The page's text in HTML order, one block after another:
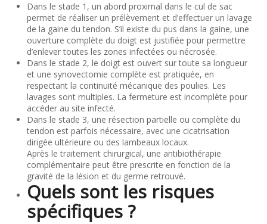
Dans le stade 1, un abord proximal dans le cul de sac
permet de réaliser un prélèvement et d’effectuer un lavage
de la gaine du tendon. S’il existe du pus dans la gaine, une
ouverture complète du doigt est justifiée pour permettre
d’enlever toutes les zones infectées ou nécrosée.
Dans le stade 2, le doigt est ouvert sur toute sa longueur
et une synovectomie complète est pratiquée, en
respectant la continuité mécanique des poulies. Les
lavages sont multiples. La fermeture est incomplète pour
accéder au site infecté.
Dans le stade 3, une résection partielle ou complète du
tendon est parfois nécessaire, avec une cicatrisation
dirigée ultérieure ou des lambeaux locaux.
Après le traitement chirurgical, une antibiothérapie
complémentaire peut être prescrite en fonction de la
gravité de la lésion et du germe retrouvé.
Quels sont les risques
spécifiques ?